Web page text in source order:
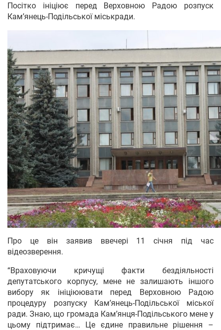
Посітко ініціює перед Верховною Радою розпуск
Кам’янець-Подільської міськради.
Про це він заявив ввечері 11 січня під час
відеозверення.
“Враховуючи кричущі факти бездіяльності
депутатського корпусу, мене не залишають іншого
вибору як ініціюювати перед Верховною Радою
процедуру розпуску Кам’янець-Подільської міської
ради. Знаю, що громада Кам’янця-Подільського мене у
цьому підтримає… Це єдине правильне рішення –